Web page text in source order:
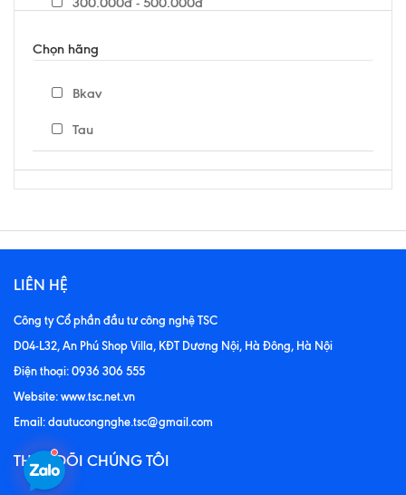
Chọn hãng
Bkav
Tau
LIÊN HỆ
Công ty Cổ phần đầu tư công nghệ TSC
D04-L32, An Phú Shop Villa, KĐT Dương Nội, Hà Đông, Hà Nội
Điện thoại: 0936 306 555
Website: www.tsc.net.vn
Email: dautucongnghe.tsc@gmail.com
THEO DÕI CHÚNG TÔI